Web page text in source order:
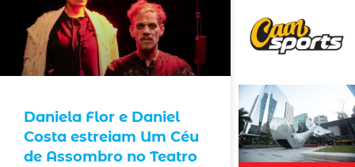
Daniela Flor e Daniel
Costa estreiam Um Céu
de Assombro no Teatro